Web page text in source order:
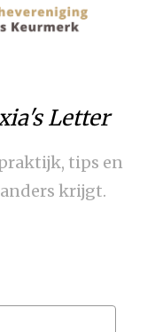
Letter
tips en
krijgt.